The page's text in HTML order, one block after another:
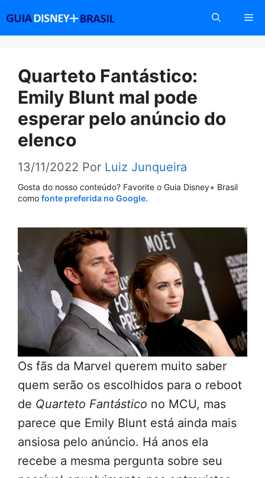
conteúdo
Quarteto Fantástico:
Emily Blunt mal pode
esperar pelo anúncio do
elenco
13/11/2022 Por Luiz Junqueira
Gosta do nosso conteúdo? Favorite o Guia Disney+ Brasil
como fonte preferida no Google.
Os fãs da Marvel querem muito saber
quem serão os escolhidos para o reboot
de Quarteto Fantástico no MCU, mas
parece que Emily Blunt está ainda mais
ansiosa pelo anúncio. Há anos ela
recebe a mesma pergunta sobre seu